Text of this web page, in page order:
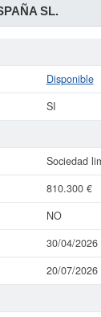
SL.
Disponible
SI
Sociedad
810.300 €
NO
30/04/2026
20/07/2026